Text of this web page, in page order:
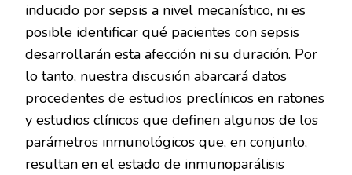
inducido por sepsis a nivel mecanístico, ni es
posible identificar qué pacientes con sepsis
desarrollarán esta afección ni su duración. Por
lo tanto, nuestra discusión abarcará datos
procedentes de estudios preclínicos en ratones
y estudios clínicos que definen algunos de los
parámetros inmunológicos que, en conjunto,
resultan en el estado de inmunoparálisis